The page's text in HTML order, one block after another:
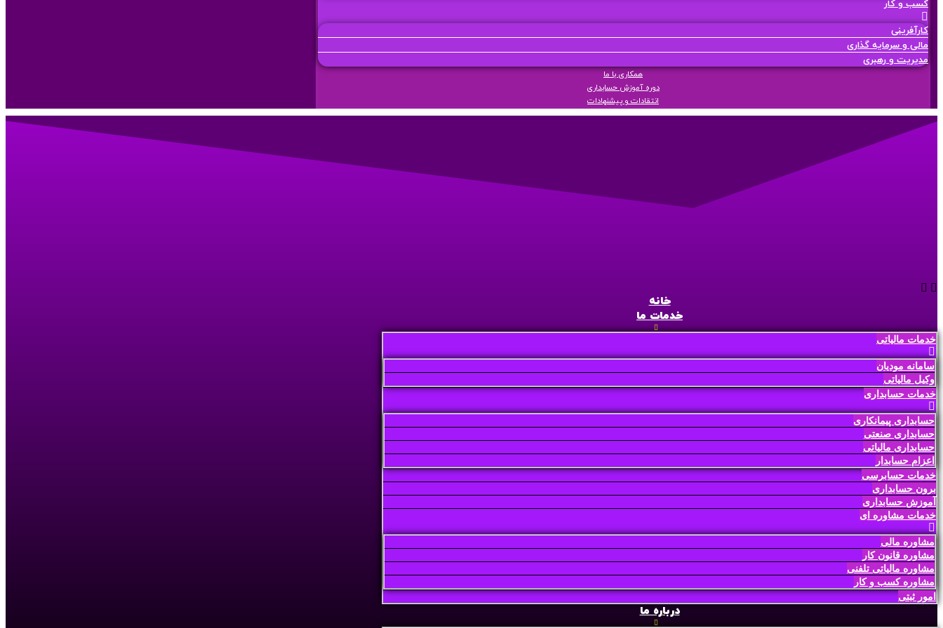
کسب و کار
کارآفرینی
مالی و سرمایه گذاری
مدیریت و رهبری
همکاری با ما
دوره آموزش حسابداری
انتقادات و پیشنهادات
خانه
خدمات ما
خدمات مالیاتی
سامانه مودیان
وکیل مالیاتی
خدمات حسابداری
حسابداری پیمانکاری
حسابداری صنعتی
حسابداری مالیاتی
اعزام حسابدار
خدمات حسابرسی
برون حسابداری
آموزش حسابداری
خدمات مشاوره ای
مشاوره مالی
مشاوره قانون کار
مشاوره مالیاتی تلفنی
مشاوره کسب و کار
امور ثبتی
درباره ما